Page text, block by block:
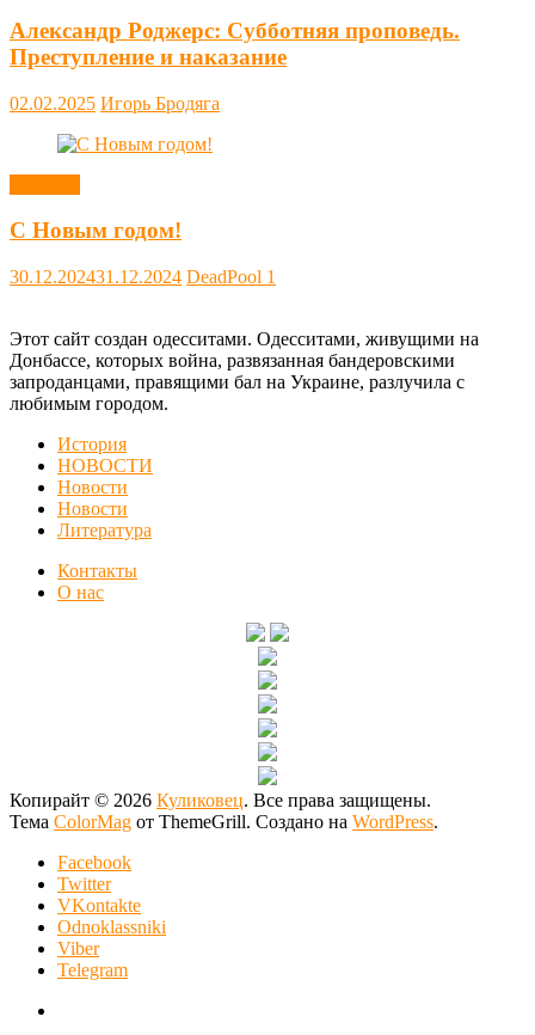
Александр Роджерс: Субботняя проповедь.
Преступление и наказание
02.02.2025 Игорь Бродяга
С Новым годом!
30.12.202431.12.2024 DeadPool 1
Этот сайт создан одесситами. Одесситами, живущими на
Донбассе, которых война, развязанная бандеровскими
запроданцами, правящими бал на Украине, разлучила с
любимым городом.
История
НОВОСТИ
Новости
Новости
Литература
Контакты
О нас
Копирайт © 2026 Куликовец. Все права защищены.
Тема ColorMag от ThemeGrill. Создано на WordPress.
Facebook
Twitter
VKontakte
Odnoklassniki
Viber
Telegram